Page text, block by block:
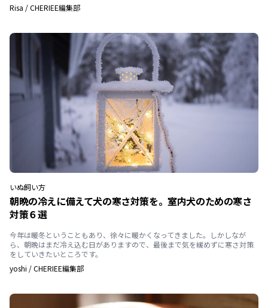
Risa /CHERIEE編集部
いぬ飼い方
朝晩の冷えに備えて犬の寒さ対策を。室内犬のための寒さ
対策６選
今年は暖冬ということもあり、徐々に暖かくなってきました。しかしなが
ら、朝晩はまだ冷え込む日がありますので、最後まで気を緩めずに寒さ対策
をしていきたいところです。
yoshi /CHERIEE編集部